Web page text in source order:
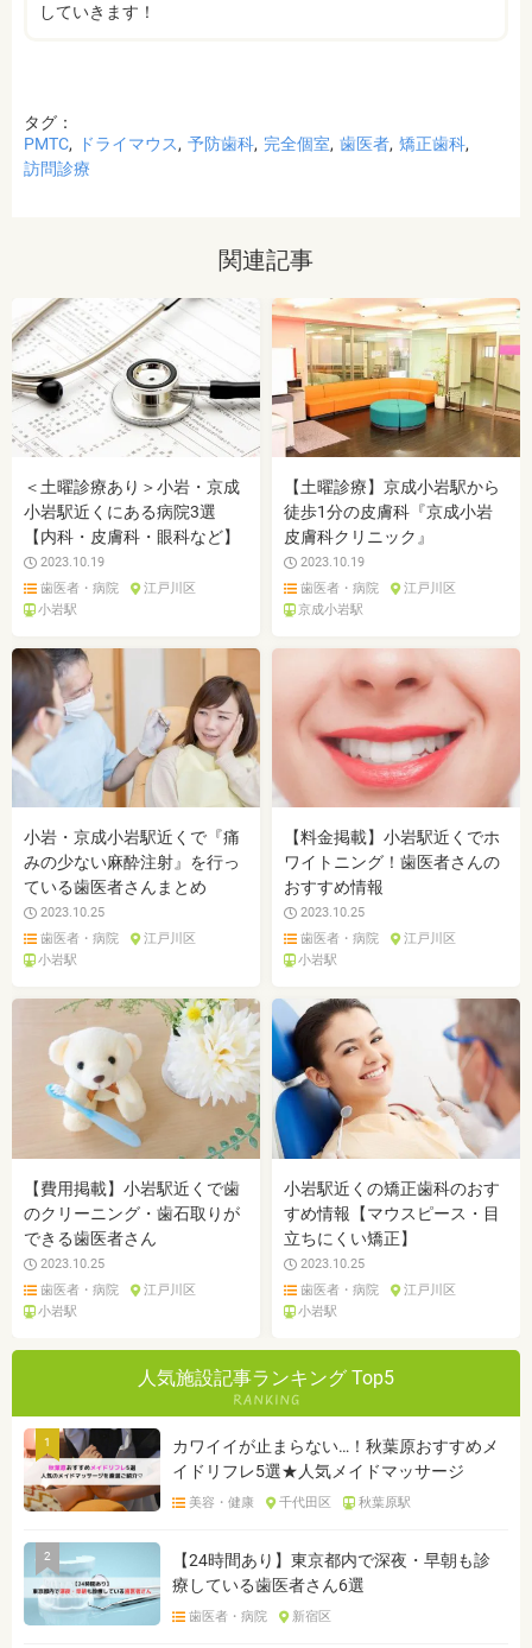
していきます！
タグ：
PMTC
ドライマウス 予防歯科 完全個室 歯医者 矯正歯科
訪問診療
関連記事
＜土曜診療あり＞小岩・京成
小岩駅近くにある病院3選
【内科・皮膚科・眼科など】
2023.10.19
歯医者・病院
江戸川区
小岩駅
【土曜診療】京成小岩駅から
徒歩1分の皮膚科『京成小岩
皮膚科クリニック』
2023.10.19
歯医者・病院
江戸川区
京成小岩駅
小岩・京成小岩駅近くで『痛
みの少ない麻酔注射』を行っ
ている歯医者さんまとめ
2023.10.25
歯医者・病院
江戸川区
小岩駅
【料金掲載】小岩駅近くでホ
ワイトニング！歯医者さんの
おすすめ情報
2023.10.25
歯医者・病院
江戸川区
小岩駅
【費用掲載】小岩駅近くで歯
のクリーニング・歯石取りが
できる歯医者さん
2023.10.25
歯医者・病院
江戸川区
小岩駅
小岩駅近くの矯正歯科のおす
すめ情報【マウスピース・目
立ちにくい矯正】
2023.10.25
歯医者・病院
江戸川区
小岩駅
人気施設記事ランキング Top5
1
カワイイが止まらない…！秋葉原おすすめメ
イドリフレ5選★人気メイドマッサージ
美容・健康 千代田区 秋葉原駅
2
【24時間あり】東京都内で深夜・早朝も診
療している歯医者さん6選
歯医者・病院 新宿区